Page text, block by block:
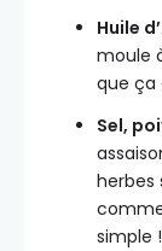
Huile
moule
que ça
Sel,
herbes
simple !